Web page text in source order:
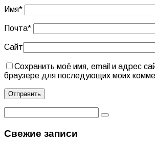
Имя*
Почта*
Сайт
Сохранить моё имя, email и адрес
браузере для последующих моих
Свежие записи